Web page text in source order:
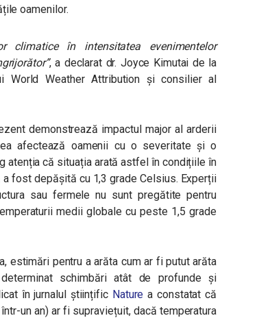
oamenilor.
în intensitatea evenimentelor
,a declarat dr. Joyce Kimutai de la
World Weather Attribution și consilier al
demonstrează impactul major al arderii
afectează oamenii cu o severitate și o
atenția că situația arată astfel în condițiile în
fost depășită cu 1,3 grade Celsius. Experții
sau fermele nu sunt pregătite pentru
medii globale cu peste 1,5 grade
estimări pentru a arăta cum ar fi putut arăta
schimbări atât de profunde și
în jurnalul științific Nature a constatat că
un an) ar fi supraviețuit, dacă temperatura